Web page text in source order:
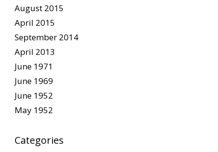
August 2015
April 2015
September 2014
April 2013
June 1971
June 1969
June 1952
May 1952
Categories